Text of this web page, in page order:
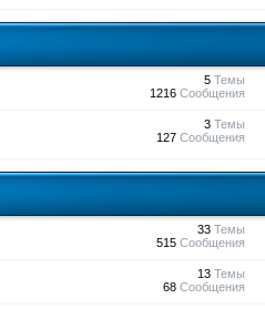
5Темы
1216Сообщения
3Темы
127Сообщения
33Темы
515Сообщения
13Темы
68Сообщения